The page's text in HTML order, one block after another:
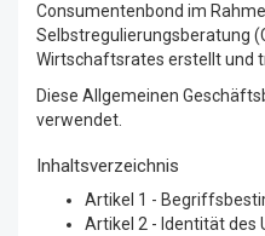
Consumentenbond im
Selbstregulierungsberatung
Wirtschaftsrates erstellt und
Diese Allgemeinen
verwendet.
Inhaltsverzeichnis
Artikel 1 -
Artikel 2 - Identität des